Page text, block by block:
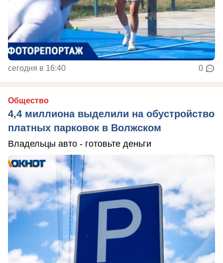
сегодня в 16:40 0
Общество
4,4 миллиона выделили на обустройство
платных парковок в Волжском
Владельцы авто - готовьте деньги